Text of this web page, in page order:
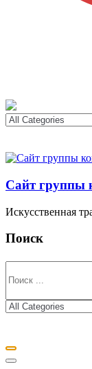
Сайт
Искусственная
Поиск